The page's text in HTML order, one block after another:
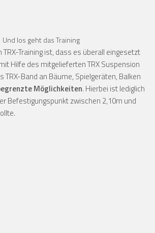
Und los geht das Training
Training ist, dass es überall eingesetzt
Hilfe des mitgelieferten TRX Suspension
TRX-Band an Bäume, Spielgeräten, Balken
Möglichkeiten. Hierbei ist lediglich
Befestigungspunkt zwischen 2,10m und